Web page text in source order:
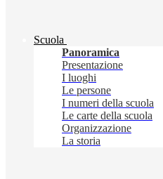
Scuola
Panoramica
Presentazione
I luoghi
Le persone
I numeri della scuola
Le carte della scuola
Organizzazione
La storia